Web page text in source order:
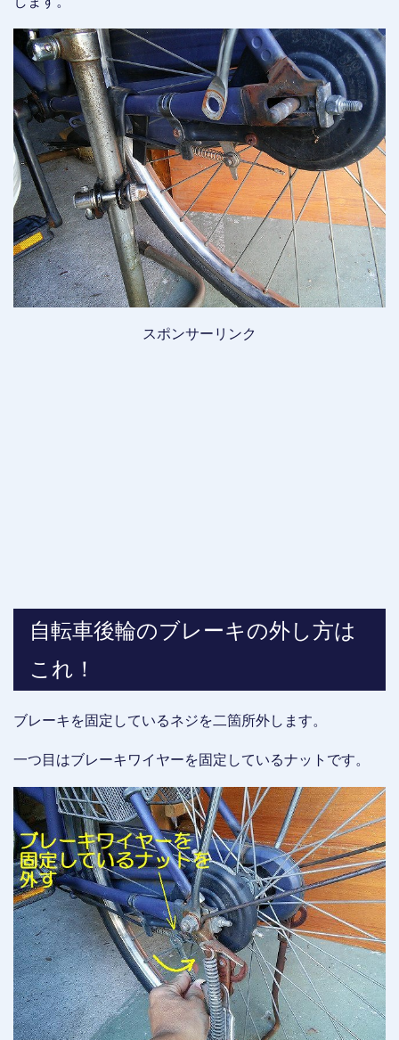
スポンサーリンク
自転車後輪のブレーキの外し方は
これ！
ブレーキを固定しているネジを二箇所外します。
一つ目はブレーキワイヤーを固定しているナットです。